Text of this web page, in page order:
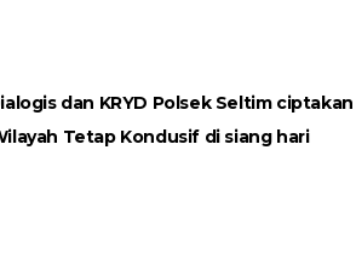
dan KRYD Polsek Seltim ciptakan
Tetap Kondusif di siang hari